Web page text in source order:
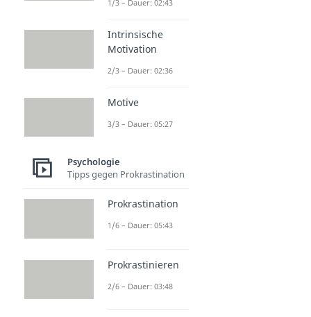
1/3 – Dauer: 02:43
Intrinsische
Motivation
2/3 – Dauer: 02:36
Motive
3/3 – Dauer: 05:27
Psychologie
Tipps gegen Prokrastination
Prokrastination
1/6 – Dauer: 05:43
Prokrastinieren
2/6 – Dauer: 03:48